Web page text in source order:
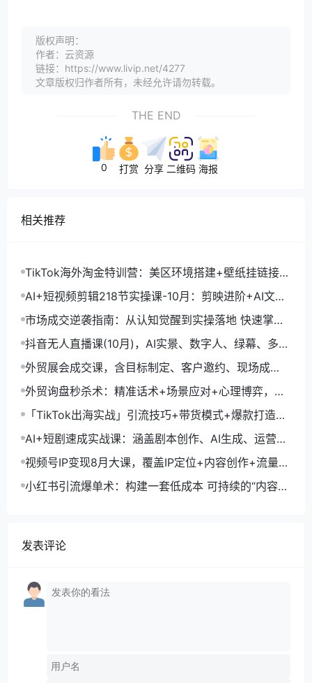
版权声明：
作者：云资源
链接：https://www.livip.net/4277
文章版权归作者所有，未经允许请勿转载。
THE END
0 打赏 分享 二维码 海报
相关推荐
TikTok海外淘金特训营：美区环境搭建+壁纸挂链接
+剪映数字人，月入1.5万
AI+短视频剪辑218节实操课-10月：剪映进阶+AI文案
生成+账号运营，月入2万
市场成交逆袭指南：从认知觉醒到实操落地 快速掌握
市场开拓与成交核心能力
抖音无人直播课(10月)，AI实景、数字人、绿幕、多种
玩法、24小时自动盈利
外贸展会成交课，含目标制定、客户邀约、现场成
交，系统化SOP提升参展ROI
外贸询盘秒杀术：精准话术+场景应对+心理博弈，单
月询盘转化率提升200%
「TikTok出海实战」引流技巧+带货模式+爆款打造，
单月变现10万+秘籍
AI+短剧速成实战课：涵盖剧本创作、AI生成、运营变
现，单部剧收益破万
视频号IP变现8月大课，覆盖IP定位+内容创作+流量获
取+合规运营+商业转化
小红书引流爆单术：构建一套低成本 可持续的“内容-
发表评论